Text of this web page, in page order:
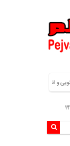
تباه نموده است. ۞